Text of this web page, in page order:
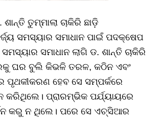
ତୁମ୍ମାଲା ଚାକିରି ଛାଡ଼ି
ସମସ୍ୟାର ସମାଧାନ ପାଇଁ ପଦକ୍ଷେପ
ସମାଧାନ ଲାଗି ଡ. ଶାନ୍ତି ଚାକିରି
ଘର ବୁଲି କିଭଳି ତରଳ, କଠିନ ଏବଂ
ପୃଥକୀକରଣ ହେବ ସେ ସମ୍ପର୍କରେ
ପ୍ରାରମ୍ଭିକ ପର୍ଯ୍ୟାୟରେ
କରୁ ନ ଥିଲେ। ପରେ ସେ ଏଚ୍‌ସିଆର